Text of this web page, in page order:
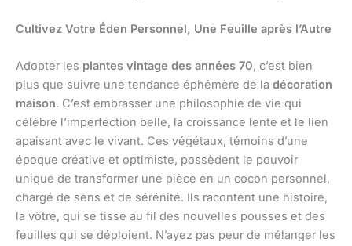
Cultivez Votre Éden Personnel, Une Feuille après l’Autre
Adopter les plantes vintage des années 70, c’est bien
plus que suivre une tendance éphémère de la décoration
maison. C’est embrasser une philosophie de vie qui
célèbre l’imperfection belle, la croissance lente et le lien
apaisant avec le vivant. Ces végétaux, témoins d’une
époque créative et optimiste, possèdent le pouvoir
unique de transformer une pièce en un cocon personnel,
chargé de sens et de sérénité. Ils racontent une histoire,
la vôtre, qui se tisse au fil des nouvelles pousses et des
feuilles qui se déploient. N’ayez pas peur de mélanger les